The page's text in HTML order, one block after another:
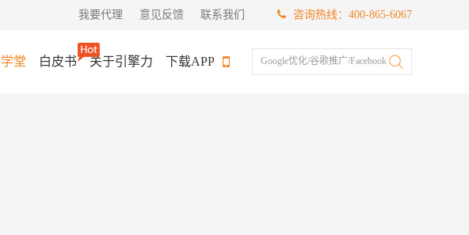
咨询热线：400-865-6067
我要代理 意见反馈 联系我们
堂 白皮书 关于引擎力 下载APP Google优化/谷歌推广/Facebook推广